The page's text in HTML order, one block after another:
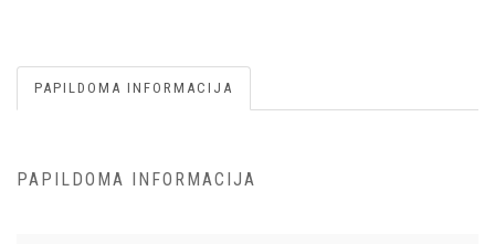
PAPILDOMA INFORMACIJA
PAPILDOMA INFORMACIJA